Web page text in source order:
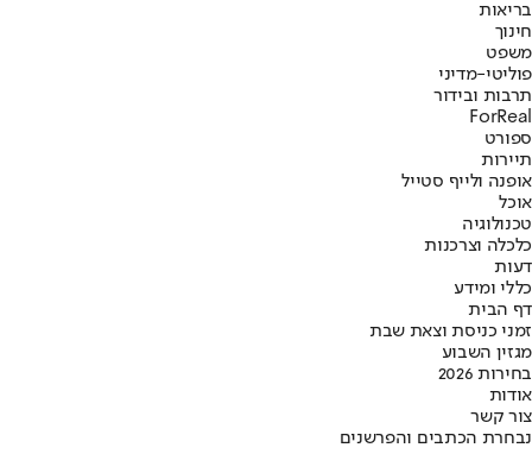
בריאות
חינוך
משפט
פוליטי-מדיני
תרבות ובידור
ForReal
ספורט
תיירות
אופנה ולייף סטייל
אוכל
טכנולוגיה
כלכלה וצרכנות
דעות
כללי ומידע
דף הבית
זמני כניסת וצאת שבת
מגזין השבוע
בחירות 2026
אודות
צור קשר
נבחרת הכתבים והפרשנים